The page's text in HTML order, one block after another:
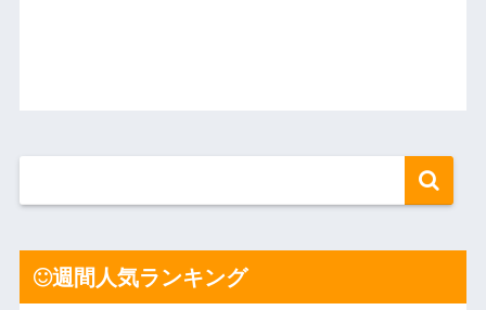
週間人気ランキング